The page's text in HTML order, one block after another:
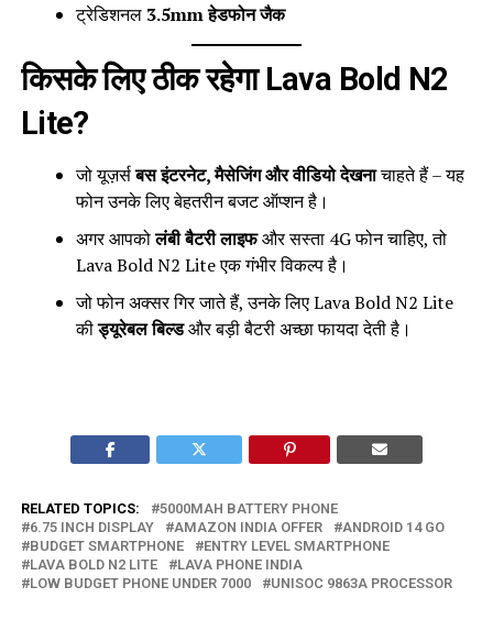
ट्रेडिशनल 3.5mm हेडफोन जैक
किसके लिए ठीक रहेगा Lava Bold N2
Lite?
जो यूज़र्सबस इंटरनेट, मैसेजिंग और वीडियो देखनाचाहते हैं – यह
फोन उनके लिए बेहतरीन बजट ऑप्शन है।
अगर आपकोलंबी बैटरी लाइफऔर सस्ता 4G फोन चाहिए, तो
Lava Bold N2 Lite एक गंभीर विकल्प है।
जो फोन अक्सर गिर जाते हैं, उनके लिए Lava Bold N2 Lite
कीड्यूरेबल बिल्डऔर बड़ी बैटरी अच्छा फायदा देती है।
RELATED TOPICS:
5000MAH BATTERY PHONE
6.75 INCH DISPLAY
AMAZON INDIA OFFER
ANDROID 14 GO
BUDGET SMARTPHONE
ENTRY LEVEL SMARTPHONE
LAVA BOLD N2 LITE
LAVA PHONE INDIA
LOW BUDGET PHONE UNDER 7000
UNISOC 9863A PROCESSOR